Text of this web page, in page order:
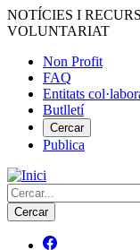
Vés
al
NOTÍCIES I
VOLUNTARIAT
Menú
del
compte
d'usuari
Non Profit
FAQ
Entitats
Butlletí
Cercar
Publica
Cerca